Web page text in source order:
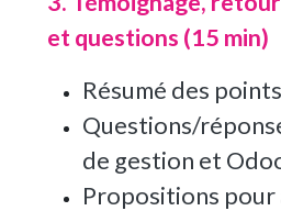
et questions (15 min)
Résumé des
Questions/
de gestion et
Propositions pour